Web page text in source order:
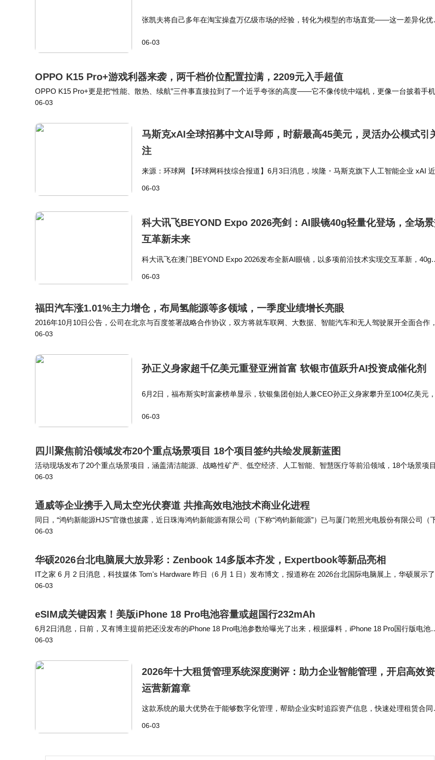
张凯夫将自己多年在淘宝操盘万亿级市场的经验，转化为模型的市场直觉——这一差异化优
有望精准服务实体经济、电商平台及企业商业决策…
06-03
OPPO K15 Pro+游戏利器来袭，两千档价位配置拉满，2209元入手超值
OPPO K15 Pro+更是把“性能、散热、续航”三件事直接拉到了一个近乎夸张的高度——它不像传统中端机，更像一台披着手
衣的“电竞装备”。OPPO K15 Pro+正面是一块6.78英寸AMOLED电…
06-03
马斯克xAI全球招募中文AI导师，时薪最高45美元，灵活办公模式引
注
来源：环球网 【环球网科技综合报道】6月3日消息，埃隆・马斯克旗下人工智能企业 xAI
06-03
科大讯飞BEYOND Expo 2026亮剑：AI眼镜40g轻量化登场，全场
互革新未来
科大讯飞在澳门BEYOND Expo 2026发布全新AI眼镜，以多项前沿技术实现交互革新，40g
06-03
福田汽车涨1.01%主力增仓，布局氢能源等多领域，一季度业绩增长亮眼
2016年10月10日公告，公司在北京与百度签署战略合作协议，双方将就车联网、大数据、智能汽车和无人驾驶展开全面合作
同打造面向未来的智能互联网商用汽车。主营业务收入构成为：整车77.25%，其他22.75…
06-03
孙正义身家超千亿美元重登亚洲首富 软银市值跃升AI投资成催化剂
6月2日，福布斯实时富豪榜单显示，软银集团创始人兼CEO孙正义身家攀升至1004亿美元
软银集团掌门孙正义（Masayos…
06-03
四川聚焦前沿领域发布20个重点场景项目 18个项目签约共绘发展新蓝图
活动现场发布了20个重点场景项目，涵盖清洁能源、战略性矿产、低空经济、人工智能、智慧医疗等前沿领域，18个场景项
场签署合作协议。 据了解，本次发布的20个重点场景项目分为3个综合性场景项目和17个高价值应…
06-03
通威等企业携手入局太空光伏赛道 共推高效电池技术商业化进程
同日，“鸿钧新能源HJS”官微也披露，近日珠海鸿钧新能源有限公司（下称“鸿钧新能源”）已与厦门乾照光电股份有限公司（
称“乾照光电”）正式签署战略合作协议，双方将在HJT太空电池领域展开深度合作。 鸿钧新能…
06-03
华硕2026台北电脑展大放异彩：Zenbook 14多版本齐发，Expertbook等新品亮相
IT之家 6 月 2 日消息，科技媒体 Tom's Hardware 昨日（6 月 1 日）发布博文，报道称在 2026台北国际电脑展上，华硕展示
款新品，覆盖 Zenbook 14、Expertbook…
06-03
eSIM成关键因素！美版iPhone 18 Pro电池容量或超国行232mAh
6月2日消息，日前，又有博主提前把还没发布的iPhone 18 Pro电池参数给曝光了出来，根据爆料，iPhone 18 Pro国行版电池
量为4056mAh，美版则达到了4288mAh，两者差了232mAh…
06-03
2026年十大租赁管理系统深度测评：助力企业智能管理，开启高效
运营新篇章
这款系统的最大优势在于能够数字化管理，帮助企业实时追踪资产信息，快速处理租赁合同
06-03